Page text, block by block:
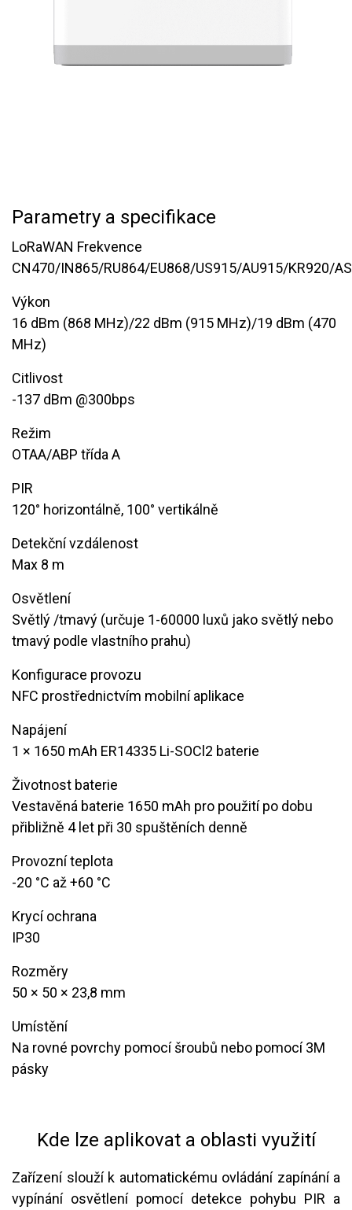
Parametry a specifikace
LoRaWAN Frekvence
CN470/IN865/RU864/EU868/US915/AU915/KR920/
Výkon
16 dBm (868 MHz)/22 dBm (915 MHz)/19 dBm (470
MHz)
Citlivost
-137 dBm @300bps
Režim
OTAA/ABP třída A
PIR
120° horizontálně, 100° vertikálně
Detekční vzdálenost
Max 8 m
Osvětlení
Světlý /tmavý (určuje 1-60000 luxů jako světlý nebo
tmavý podle vlastního prahu)
Konfigurace provozu
NFC prostřednictvím mobilní aplikace
Napájení
1 × 1650 mAh ER14335 Li-SOCl2 baterie
Životnost baterie
Vestavěná baterie 1650 mAh pro použití po dobu
přibližně 4 let při 30 spuštěních denně
Provozní teplota
-20 °C až +60 °C
Krycí ochrana
​IP30
Rozměry
50 × 50 × 23,8 mm
Umístění
Na rovné povrchy pomocí šroubů nebo pomocí 3M
pásky
Kde lze aplikovat a oblasti využití
Zařízení slouží k automatickému ovládání zapínání a
vypínání osvětlení pomocí detekce pohybu PIR a